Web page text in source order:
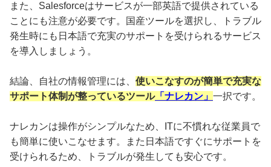
また、Salesforceはサービスが一部英語で提供されている
ことにも注意が必要です。国産ツールを選択し、トラブル
発生時にも日本語で充実のサポートを受けられるサービス
を導入しましょう。
結論、自社の情報管理には、 使いこなすのが簡単で充実な
サポート体制が整っているツール「ナレカン」 一択です。
ナレカンは操作がシンプルなため、ITに不慣れな従業員で
も簡単に使いこなせます。また日本語ですぐにサポートを
受けられるため、トラブルが発生しても安心です。